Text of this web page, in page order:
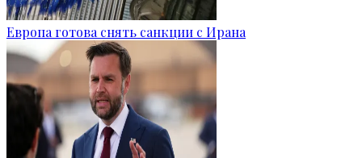
Европа готова снять санкции с Ирана